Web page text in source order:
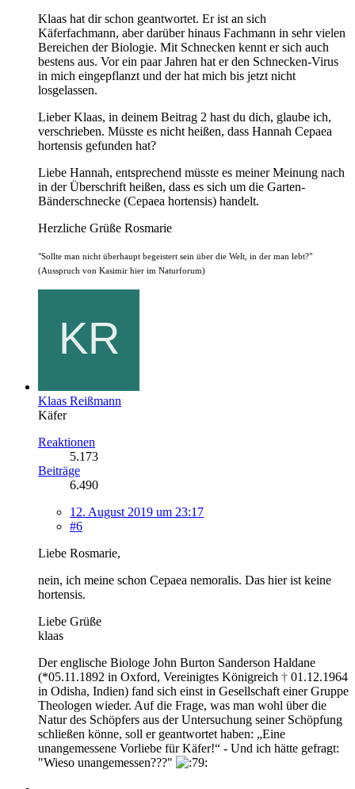
Klaas hat dir schon geantwortet. Er ist an sich
Käferfachmann, aber darüber hinaus Fachmann in sehr vielen
Bereichen der Biologie. Mit Schnecken kennt er sich auch
bestens aus. Vor ein paar Jahren hat er den Schnecken-Virus
in mich eingepflanzt und der hat mich bis jetzt nicht
losgelassen.
Lieber Klaas, in deinem Beitrag 2 hast du dich, glaube ich,
verschrieben. Müsste es nicht heißen, dass Hannah Cepaea
hortensis gefunden hat?
Liebe Hannah, entsprechend müsste es meiner Meinung nach
in der Überschrift heißen, dass es sich um die Garten-
Bänderschnecke (Cepaea hortensis) handelt.
Herzliche Grüße Rosmarie
"Sollte man nicht überhaupt begeistert sein über die Welt, in der man lebt?"
(Ausspruch von Kasimir hier im Naturforum)
Klaas Reißmann
Käfer
Reaktionen
5.173
Beiträge
6.490
12. August 2019 um 23:17
#6
Liebe Rosmarie,
nein, ich meine schon Cepaea nemoralis. Das hier ist keine
hortensis.
Liebe Grüße
klaas
Der englische Biologe John Burton Sanderson Haldane
(*05.11.1892 in Oxford, Vereinigtes Königreich † 01.12.1964
in Odisha, Indien) fand sich einst in Gesellschaft einer Gruppe
Theologen wieder. Auf die Frage, was man wohl über die
Natur des Schöpfers aus der Untersuchung seiner Schöpfung
schließen könne, soll er geantwortet haben: „Eine
unangemessene Vorliebe für Käfer!“ - Und ich hätte gefragt:
"Wieso unangemessen???"